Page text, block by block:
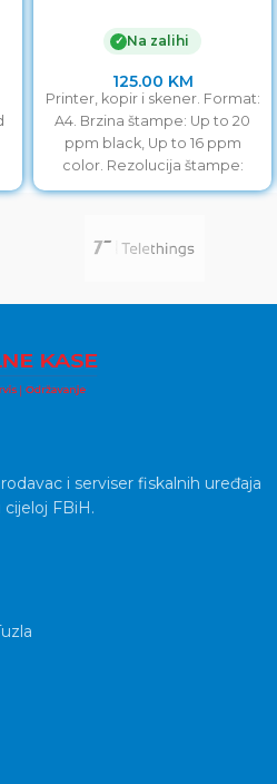
✓ Na zalihi
125.00 KM
Printer, kopir i skener. Format:
A4. Brzina štampe: Up to 20
ppm black, Up to 16 ppm
color. Rezolucija štampe:
i serviser fiskalnih uređaja
cijeloj FBiH.